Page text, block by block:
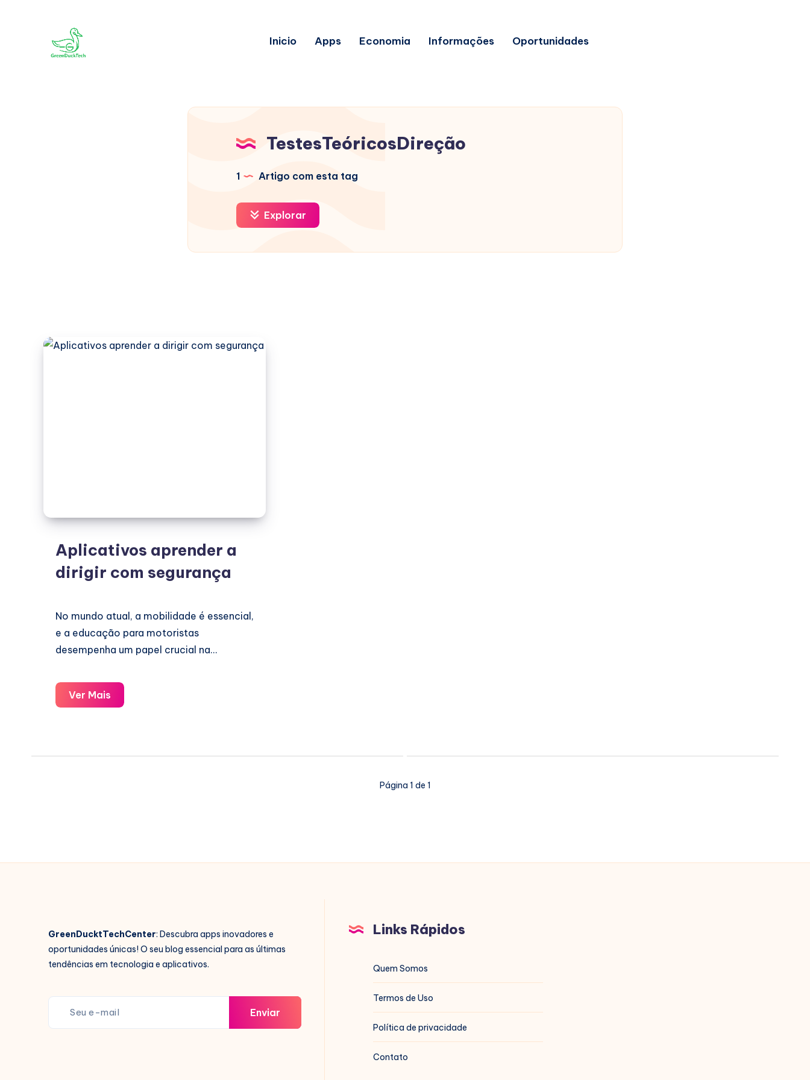
Inicio Apps Economia Informações Oportunidades
TestesTeóricosDireção
1 Artigo com esta tag
Explorar
Aplicativos aprender a
dirigir com segurança
No mundo atual, a mobilidade é essencial,
e a educação para motoristas
desempenha um papel crucial na…
Ver Mais
aprender
Página 1 de 1
GreenDucktTechCenter: Descubra apps inovadores e
oportunidades únicas! O seu blog essencial para as últimas
tendências em tecnologia e aplicativos.
Enviar
Links Rápidos
Quem Somos
Termos de Uso
Política de privacidade
Contato